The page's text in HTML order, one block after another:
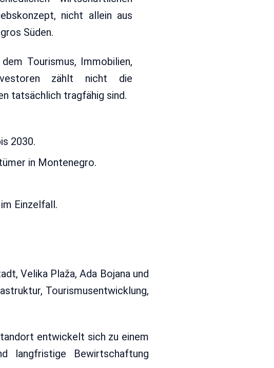
nicht allein aus
Süden.
Tourismus, Immobilien,
zählt nicht die
tatsächlich tragfähig sind.
2030.
in Montenegro.
Einzelfall.
Velika Plaža, Ada Bojana und
Tourismusentwicklung,
entwickelt sich zu einem
langfristige Bewirtschaftung